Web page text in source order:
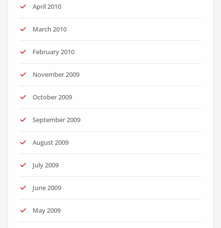
April 2010
March 2010
February 2010
November 2009
October 2009
September 2009
August 2009
July 2009
June 2009
May 2009